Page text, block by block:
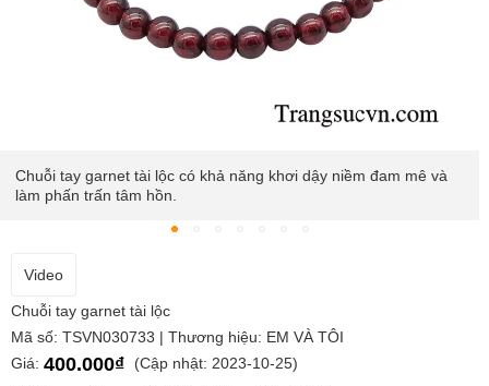
tay garnet tài lộc có khả năng khơi dậy niềm đam mê và
phấn trấn tâm hồn.
Video
Chuỗi tay garnet tài lộc
Mã số: TSVN030733 | Thương hiệu: EM VÀ TÔI
Giá: 400.000₫
(Cập nhật: 2023-10-25)